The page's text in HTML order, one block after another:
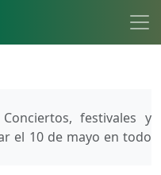
festivales y
el 10 de mayo en todo